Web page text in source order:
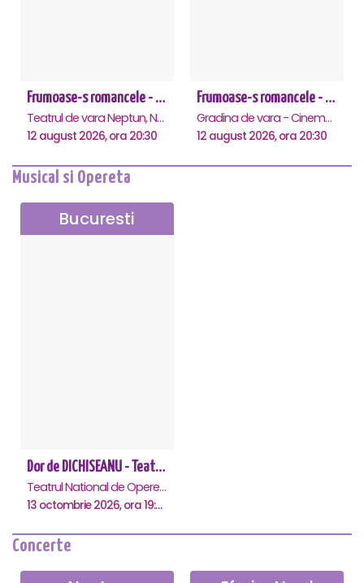
Frumoase-s romancele - Neptun
Teatrul de vara Neptun, Neptun
12 august 2026, ora 20:30
Frumoase-s romancele - Saturn
Gradina de vara - Cinema Saturn, Saturn
12 august 2026, ora 20:30
Musical si Opereta
Bucuresti
Dor de DICHISEANU - Teatrul Național de Operetă și Musical „Ion Dacian"
Teatrul National de Opereta si Musical Ion Dacian, Bucuresti
13 octombrie 2026, ora 19:00
Concerte